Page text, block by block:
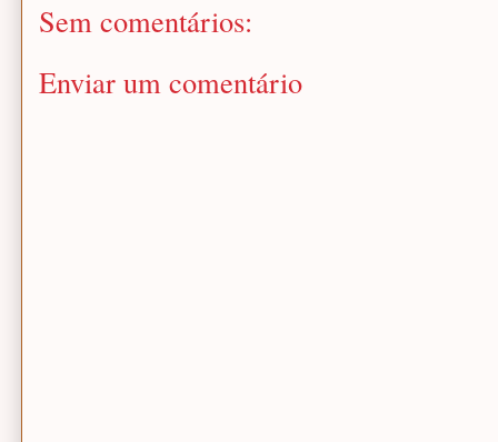
Sem comentários:
Enviar um comentário